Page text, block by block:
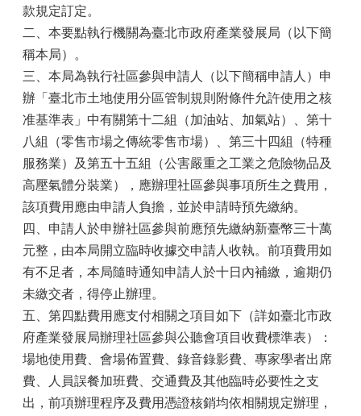
款規定訂定。
二、本要點執行機關為臺北市政府產業發展局（以下簡
稱本局）。
三、本局為執行社區參與申請人（以下簡稱申請人）申
辦「臺北市土地使用分區管制規則附條件允許使用之核
准基準表」中有關第十二組（加油站、加氣站）、第十
八組（零售市場之傳統零售市場）、第三十四組（特種
服務業）及第五十五組（公害嚴重之工業之危險物品及
高壓氣體分裝業），應辦理社區參與事項所生之費用，
該項費用應由申請人負擔，並於申請時預先繳納。
四、申請人於申辦社區參與前應預先繳納新臺幣三十萬
元整，由本局開立臨時收據交申請人收執。前項費用如
有不足者，本局隨時通知申請人於十日內補繳，逾期仍
未繳交者，得停止辦理。
五、第四點費用應支付相關之項目如下（詳如臺北市政
府產業發展局辦理社區參與公聽會項目收費標準表）：
場地使用費、會場佈置費、錄音錄影費、專家學者出席
費、人員誤餐加班費、交通費及其他臨時必要性之支
出，前項辦理程序及費用憑證核銷均依相關規定辦理，